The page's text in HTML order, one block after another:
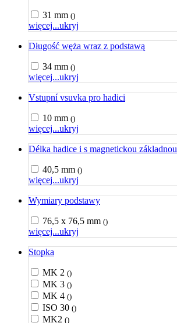
31 mm ()
więcej...ukryj
Długość węża wraz z podstawą
34 mm ()
więcej...ukryj
Vstupní vsuvka pro hadici
10 mm ()
więcej...ukryj
Délka hadice i s magnetickou základnou
40,5 mm ()
więcej...ukryj
Wymiary podstawy
76,5 x 76,5 mm ()
więcej...ukryj
Stopka
MK 2 ()
MK 3 ()
MK 4 ()
ISO 30 ()
MK2 ()